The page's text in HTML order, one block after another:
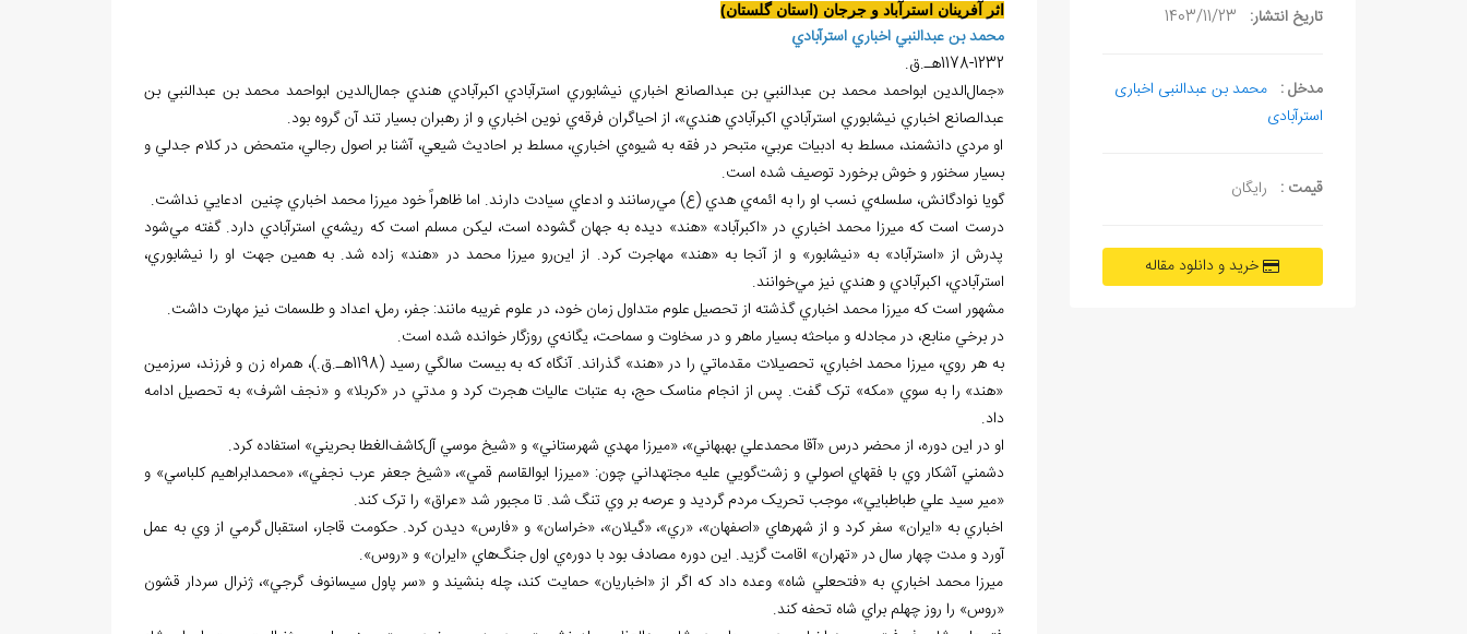
تاریخ انتشار: 1403/11/23
مدخل : محمد بن عبدالنبی اخباری
استرآبادی
قیمت : رایگان
خرید و دانلود مقاله
اثر آفرينان استرآباد و جرجان (استان گلستان)
محمد بن عبدالنبي اخباري استرآبادي
1178-1232هـ.ق.
«جمال‌الدين ابواحمد محمد بن عبدالنبي بن عبدالصانع اخباري نيشابوري استرآبادي اکبرآبادي هندي جمال‌الدين ابواحمد محمد بن عبدالنبي بن
عبدالصانع اخباري نيشابوري استرآبادي اکبرآبادي هندي»، از احياگران فرقه‌ي نوين اخباري و از رهبران بسيار تند آن گروه بود.
او مردي دانشمند، مسلط به ادبيات عربي، متبحر در فقه به شيوه‌ي اخباري، مسلط بر احاديث شيعي، آشنا بر اصول رجالي، متمحض در کلام جدلي و
بسيار سخنور و خوش برخورد توصيف شده است.
گويا نوادگانش، سلسله‌ي نسب او را به ائمه‌ي هدي (ع) مي‌رسانند و ادعاي سيادت دارند. اما ظاهراً خود ميرزا محمد اخباري چنين ادعايي نداشت.
درست است که ميرزا محمد اخباري در «اکبرآباد» «هند» ديده به جهان گشوده است، ليکن مسلم است که ريشه‌ي استرآبادي دارد. گفته مي‌شود
پدرش از «استرآباد» به «نيشابور» و از آنجا به «هند» مهاجرت کرد. از اين‌رو ميرزا محمد در «هند» زاده شد. به همين جهت او را نيشابوري،
استرآبادي، اکبرآبادي و هندي نيز مي‌خوانند.
مشهور است که ميرزا محمد اخباري گذشته از تحصيل علوم متداول زمان خود، در علوم غريبه مانند: جفر، رمل، اعداد و طلسمات نيز مهارت داشت.
در برخي منابع، در مجادله و مباحثه بسيار ماهر و در سخاوت و سماحت، يگانه‌ي روزگار خوانده شده است.
به هر روي، ميرزا محمد اخباري، تحصيلات مقدماتي را در «هند» گذراند. آنگاه که به بيست سالگي رسيد (1198هـ.ق.)، همراه زن و فرزند، سرزمين
«هند» را به سوي «مکه» ترک گفت. پس از انجام مناسک حج، به عتبات عاليات هجرت کرد و مدتي در «کربلا» و «نجف اشرف» به تحصيل ادامه
داد.
او در اين دوره، از محضر درس «آقا محمدعلي بهبهاني»، «ميرزا مهدي شهرستاني» و «شيخ موسي آل‌کاشف‌الغطا بحريني» استفاده کرد.
دشمني آشکار وي با فقهاي اصولي و زشت‌گويي عليه مجتهداني چون: «ميرزا ابوالقاسم قمي»، «شيخ جعفر عرب نجفي»، «محمدابراهيم کلباسي» و
«مير سيد علي طباطبايي»، موجب تحريک مردم گرديد و عرصه بر وي تنگ شد. تا مجبور شد «عراق» را ترک کند.
اخباري به «ايران» سفر کرد و از شهرهاي «اصفهان»، «ري»، «گيلان»، «خراسان» و «فارس» ديدن کرد. حکومت قاجار، استقبال گرمي از وي به عمل
آورد و مدت چهار سال در «تهران» اقامت گزيد. اين دوره مصادف بود با دوره‌ي اول جنگ‌هاي «ايران» و «روس».
ميرزا محمد اخباري به «فتحعلي شاه» وعده داد که اگر از «اخباريان» حمايت کند، چله بنشيند و «سر پاول سيسانوف گرجي»، ژنرال سردار قشون
«روس» را روز چهلم براي شاه تحفه کند.